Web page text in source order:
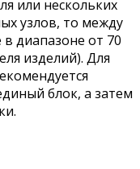
или нескольких
узлов, то между
диапазоне от 70
изделий). Для
блок, а затем